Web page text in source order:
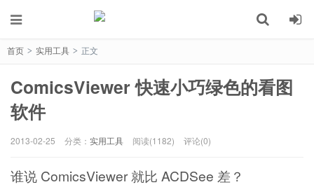
首页 > 实用工具 > 正文
ComicsViewer 快速小巧绿色的看图
软件
2013-02-25 分类： 实用工具 阅读(1182) 评论(0)
谁说 ComicsViewer 就比 ACDSee 差？